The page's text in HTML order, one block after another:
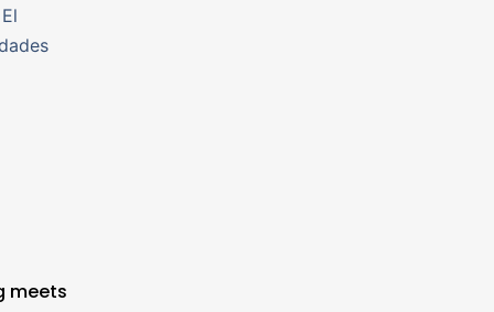
meets